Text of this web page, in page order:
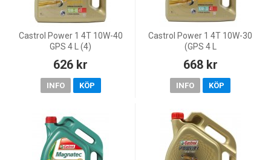
Castrol Power 1 4T 10W-40
GPS 4 L (4)
626 kr
INFO KÖP
Castrol Power 1 4T 10W-30
(GPS 4 L
668 kr
INFO KÖP